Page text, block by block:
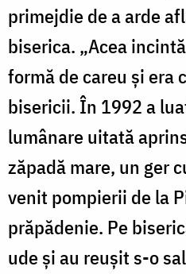
primejdie de a arde
biserica. „Acea
formă de careu şi era
bisericii. În 1992 a
lumânare uitată
zăpadă mare, un ger
venit pompierii de la
prăpădenie. Pe
ude şi au reuşit s-o